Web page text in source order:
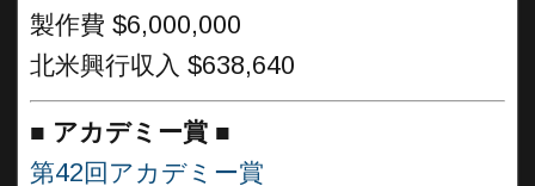
製作費 $6,000,000
北米興行収入 $638,640
■ アカデミー賞 ■
第42回アカデミー賞